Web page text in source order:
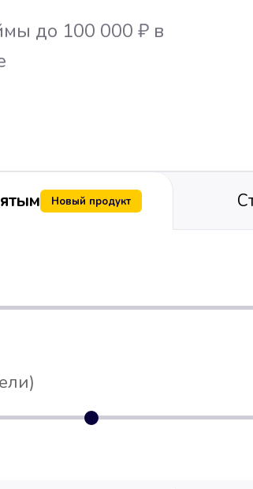
до 100 000 ₽ в
Новый продукт